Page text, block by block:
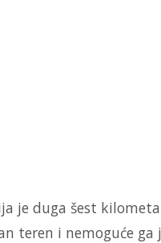
je duga šest
teren i nemoguće ga